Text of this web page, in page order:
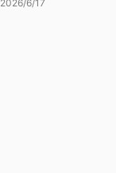
2026/6/17